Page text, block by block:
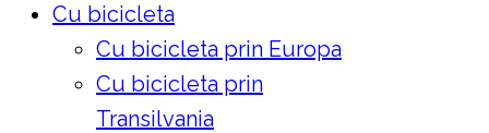
Cu bicicleta
Cu bicicleta prin Europa
Cu bicicleta prin
Transilvania